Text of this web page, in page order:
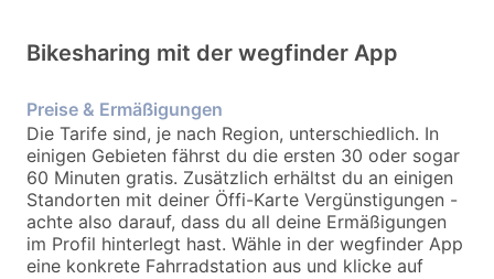
Bikesharing mit der wegfinder App
Preise & Ermäßigungen
Die Tarife sind, je nach Region, unterschiedlich. In
einigen Gebieten fährst du die ersten 30 oder sogar
60 Minuten gratis. Zusätzlich erhältst du an einigen
Standorten mit deiner Öffi-Karte Vergünstigungen -
achte also darauf, dass du all deine Ermäßigungen
im Profil hinterlegt hast. Wähle in der wegfinder App
eine konkrete Fahrradstation aus und klicke auf